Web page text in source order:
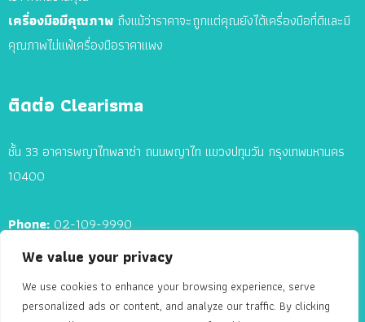
We value your privacy
We use cookies to enhance your browsing experience, serve
personalized ads or content, and analyze our traffic. By clicking
เครื่องมือมีคุณภาพ ถึงแม้ว่าราคาจะถูกแต่คุณยังได้เครื่องมือที่ดีและมี
คุณภาพไม่แพ้เครื่องมือราคาแพง
ติดต่อ Clearisma
ชั้น 33 อาคารพญาไทพลาซ่า ถนนพญาไท แขวงปทุมวัน กรุงเทพมหานคร
10400
Phone: 02-109-9990
contact@clearisma.com